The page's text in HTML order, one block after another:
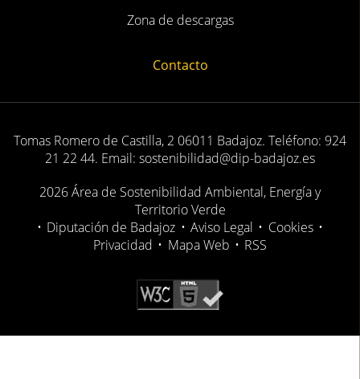
Zona de descargas
Contacto
Tomas Romero de Castilla, 2 06011 Badajoz. Teléfono: 924
21 22 44. Email: sostenibilidad@dip-badajoz.es
2026 Área de Sostenibilidad Ambiental, Energía y
Territorio Verde
• Diputación de Badajoz • Aviso Legal • Cookies •
Privacidad • Mapa Web • RSS